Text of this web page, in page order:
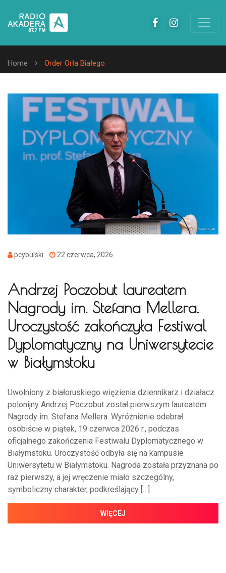
Home Order Orła Białego
pcybulski 22 czerwca, 2026
Andrzej Poczobut laureatem
Nagrody im. Stefana Mellera.
Uroczystość zakończyła Festiwal
Dyplomatyczny na Uniwersytecie
w Białymstoku
Uwolniony z białoruskiego więzienia dziennikarz i działacz
polonijny Andrzej Poczobut został pierwszym laureatem
Nagrody im. Stefana Mellera. Wyróżnienie odebrał
osobiście w piątek, 19 czerwca 2026 r., podczas
oficjalnego zakończenia Festiwalu Dyplomatycznego w
Białymstoku. Uroczystość odbyła się na kampusie
Uniwersytetu w Białymstoku. Nagroda została przyznana po
raz pierwszy, a jej wręczenie miało szczególny,
symboliczny charakter, podkreślający […]
WIĘCEJ